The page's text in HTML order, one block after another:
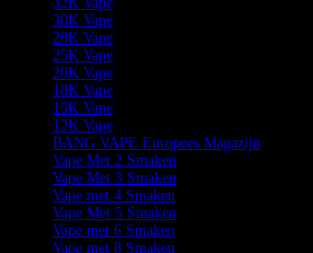
30K Vape
28K Vape
25K Vape
20K Vape
18K Vape
15K Vape
12K Vape
BANG VAPE Europees Magazijn
Vape Met 2 Smaken
Vape Met 3 Smaken
Vape met 4 Smaken
Vape Met 5 Smaken
Vape met 6 Smaken
Vape met 8 Smaken